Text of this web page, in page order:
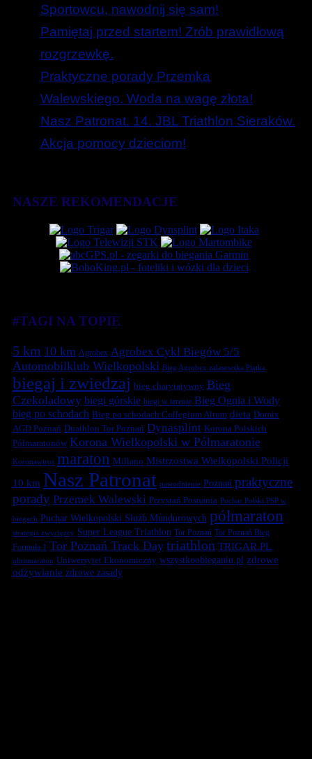
Sportowcu, nawodnij się sam!
Pamiętaj przed startem! Zrób prawidłową
rozgrzewkę.
Praktyczne porady Przemka
Walewskiego. Woda na wagę złota!
Nasz Patronat. 14. JBL Triathlon Sieraków.
Akcja pomocy dzieciom!
NASZE REKOMENDACJE
#TAGI NA TOPIE
5 km 10 km Agrobex Agrobex Cykl Biegów 5/5
Automobilklub Wielkopolski Bieg Agrobex zalasewska Piątka
biegaj i zwiedzaj bieg charytatywny Bieg
Czekoladowy biegi górskie biegi w terenie Bieg Ognia i Wody
bieg po schodach Bieg po schodach Collegium Altum dieta Domix
AGD Poznań Duathlon Tor Poznań Dynasplint Korona Polskich
Półmaratonów Korona Wielkopolski w Półmaratonie
Koronawirus maraton Millano Mistrzostwa Wielkopolski Policji
10 km Nasz Patronat nawodnienie Poznań praktyczne
porady Przemek Walewski Przystań Posnania Puchar Polski PSP w
biegach Puchar Wielkopolski Służb Mundurowych półmaraton
strategia zwycięzcy Super League Triathlon Tor Poznań Tor Poznań Bieg
Formuła 1 Tor Poznań Track Day triathlon TRIGAR.PL
ultramaraton Uniwersytet Ekonomiczny wszystkoobieganiu.pl zdrowe
odżywianie zdrowe zasady